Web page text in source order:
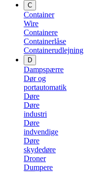
C
Container
Wire
Containere
Containerlåse
Containerudlejning
D
Dampspærre
Dør og
portautomatik
Døre
Døre
industri
Døre
indvendige
Døre
skydedøre
Droner
Dumpere